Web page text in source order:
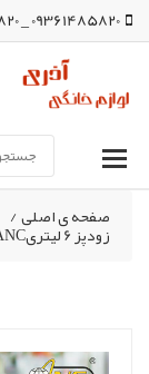
09361485820 _ 09124485820
صفحه ی اصلی/
زودپز 6 لیتریANC